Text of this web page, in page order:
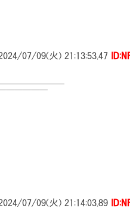
07/09(火) 21:13:53.47
07/09(火) 21:14:03.89